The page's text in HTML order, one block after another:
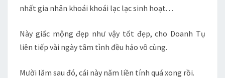
nhất gia nhân khoái khoái lạc lạc sinh hoạt. . .
Này giấc mộng đẹp như vậy tốt đẹp, cho Doanh Tụ
liên tiếp vài ngày tâm tình đều hảo vô cùng.
Mười lăm sau đó, cái này năm liền tính quá xong rồi.